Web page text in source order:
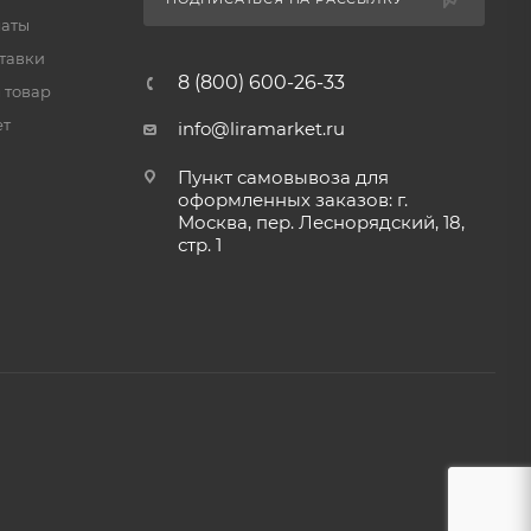
товар
8 (800) 600-26-33
info@liramarket.ru
Пункт самовывоза для
оформленных заказов: г.
Москва, пер. Леснорядский, 18,
стр. 1